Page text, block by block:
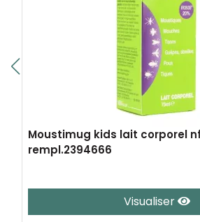
Moustimug kids lait corporel
rempl.2394666
Visualiser